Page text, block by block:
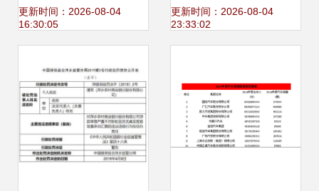
与产品匹配指南
更新时间：2026-08-04
16:30:05
砖，你是否曾迷失
更新时间：2026-08-04
23:33:02